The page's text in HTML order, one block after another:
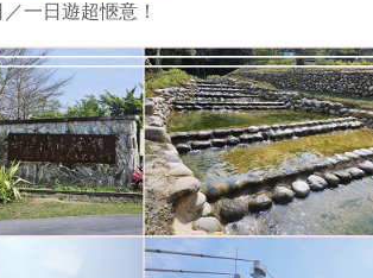
一日遊超愜意！